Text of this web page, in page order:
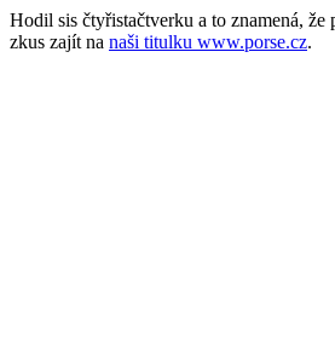
Hodil sis čtyřistačtverku a to znamená,
zkus zajít na naši titulku www.porse.cz.